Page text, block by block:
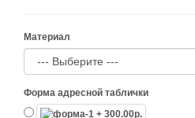
Материал
Форма адресной таблички